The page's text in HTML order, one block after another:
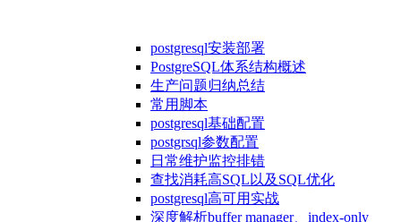
postgresql安装部署
PostgreSQL体系结构概述
生产问题归纳总结
常用脚本
postgresql基础配置
postgrsql参数配置
日常维护监控排错
查找消耗高SQL以及SQL优化
postgresql高可用实战
深度解析buffer manager、index-only